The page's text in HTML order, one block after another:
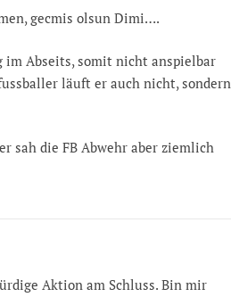
gecmis olsun Dimi….
Abseits, somit nicht anspielbar
läuft er auch nicht, sondern
sah die FB Abwehr aber ziemlich
Aktion am Schluss. Bin mir